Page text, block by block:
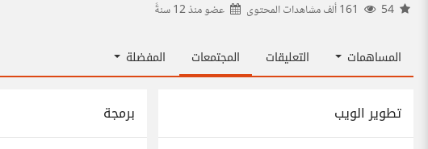
عضو منذ12 سنةً
المساهمات التعليقات المجتمعات المفضلة
تطوير الويب برمجة